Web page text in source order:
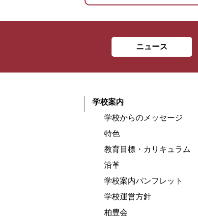
ニュース
学校案内
学校からのメッセージ
特色
教育目標・カリキュラム
沿革
学校案内パンフレット
学校運営方針
柏豊会